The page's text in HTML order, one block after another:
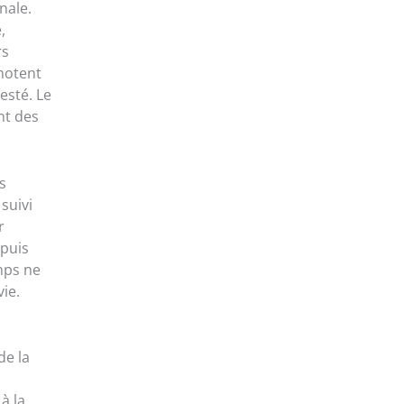
Le
des
ne
la